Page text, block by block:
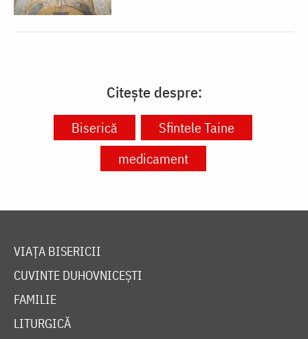
Citește despre:
Biserică
Sfintele Taine
medicament
VIAȚA BISERICII
CUVINTE DUHOVNICEȘTI
FAMILIE
LITURGICĂ